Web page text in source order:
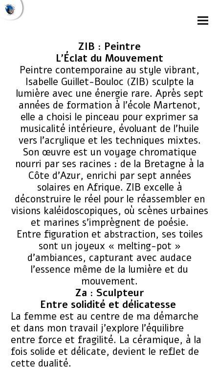
ZIB : Peintre
L’Éclat du Mouvement
​Peintre contemporaine au style vibrant,
Isabelle Guillet-Bouloc (ZIB) sculpte la
lumière avec une énergie rare. Après sept
années de formation à l’école Martenot,
elle a choisi le pinceau pour exprimer sa
musicalité intérieure, évoluant de l’huile
vers l’acrylique et les techniques mixtes.
​Son œuvre est un voyage chromatique
nourri par ses racines : de la Bretagne à la
Côte d’Azur, enrichi par sept années
solaires en Afrique. ZIB excelle à
déconstruire le réel pour le réassembler en
visions kaléidoscopiques, où scènes urbaines
et marines s’imprègnent de poésie.
​Entre figuration et abstraction, ses toiles
sont un joyeux « melting-pot »
d’ambiances, capturant avec audace
l’essence même de la lumière et du
mouvement.
Za : Sculpteur
Entre solidité et délicatesse
La femme est au centre de ma démarche
et dans mon travail j’explore l’équilibre
entre force et fragilité. La céramique, à la
fois solide et délicate, devient le reflet de
cette dualité.